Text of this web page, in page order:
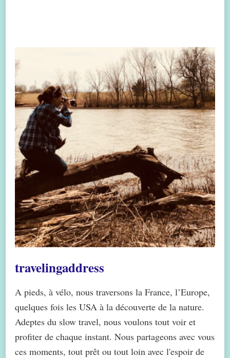
travelingaddress
A pieds, à vélo, nous traversons la France, l’Europe,
quelques fois les USA à la découverte de la nature.
Adeptes du slow travel, nous voulons tout voir et
profiter de chaque instant. Nous partageons avec vous
ces moments, tout prêt ou tout loin avec l'espoir de